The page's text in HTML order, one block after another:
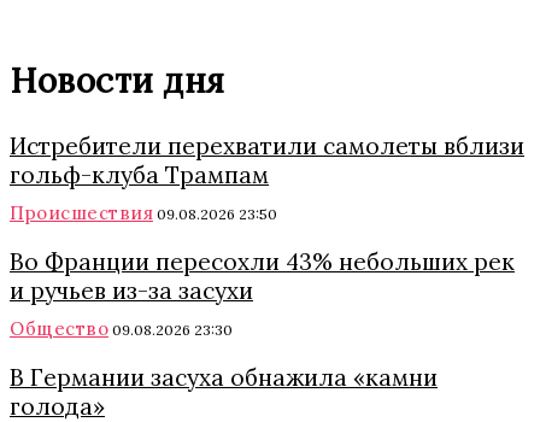
Новости дня
Истребители перехватили самолеты вблизи
гольф-клуба Трампам
Происшествия 09.08.2026 23:50
Во Франции пересохли 43% небольших рек
и ручьев из-за засухи
Общество 09.08.2026 23:30
В Германии засуха обнажила «камни
голода»